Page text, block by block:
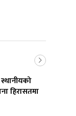
स्थानीयको
हिरासतमा